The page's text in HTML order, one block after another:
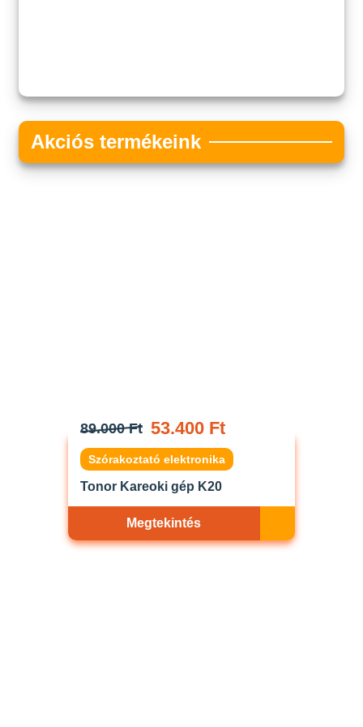
Akciós termékeink
89.000 Ft 53.400 Ft
Szórakoztató elektronika
Tonor Kareoki gép K20
Megtekintés